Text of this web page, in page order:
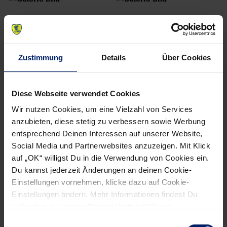
Zustimmung Details Über Cookies
Diese Webseite verwendet Cookies
Wir nutzen Cookies, um eine Vielzahl von Services
anzubieten, diese stetig zu verbessern sowie Werbung
entsprechend Deinen Interessen auf unserer Website,
Social Media und Partnerwebsites anzuzeigen. Mit Klick
auf „OK“ willigst Du in die Verwendung von Cookies ein.
Du kannst jederzeit Änderungen an deinen Cookie-
Einstellungen vornehmen, klicke dazu auf Cookie-
Einstellungen ändern. Mehr Informationen findest Du